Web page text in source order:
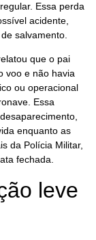
Essa perda
acidente,
salvamento.
que o pai
voo e não havia
ou operacional
Essa
enquanto as
da Polícia Militar,
fechada.
leve